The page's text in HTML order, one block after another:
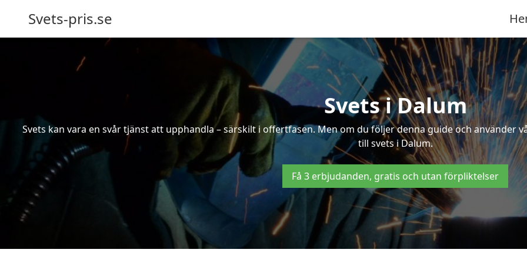
Svets-pris.se
Svets i Dalum
Svets kan vara en svår tjänst att upphandla – särskilt i offertfasen. Men om du följer denna guide och använder
till svets i Dalum.
Få 3 erbjudanden, gratis och utan förpliktelser